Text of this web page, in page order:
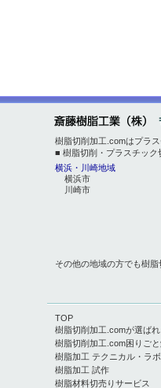
樹脂切削加工.comはプラ
■ 樹脂切削・プラスチック
横浜・川崎地域
横浜市
川崎市
その他の地域の方でも樹
TOP
樹脂切削加工.comが選ば
樹脂切削加工.com困りご
樹脂加工 テクニカル・ラボ
樹脂加工 試作
樹脂材料切売りサービス